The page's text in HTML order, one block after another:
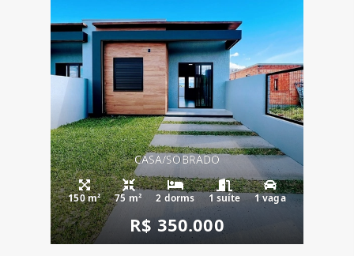
CASA/SOBRADO
150 m² 75 m² 2 dorms 1 suíte 1 vaga
R$ 350.000